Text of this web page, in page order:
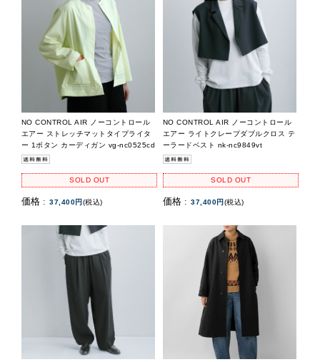
NO CONTROL AIR ノーコントロール
エアー ストレッチマットタイプライタ
ー 1ボタン カーディガン vg-nc0525cd
SOLD OUT
価格 : 37,400円(税込)
NO CONTROL AIR ノーコントロール
エアー ライトクレープダブルクロス テ
ーラードベスト nk-nc9849vt
SOLD OUT
価格 : 37,400円(税込)